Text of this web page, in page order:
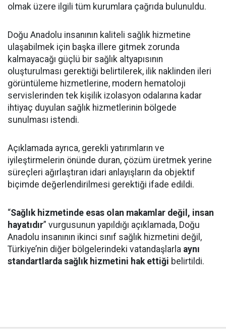
olmak üzere ilgili tüm kurumlara çağrıda bulunuldu.
Doğu Anadolu insanının kaliteli sağlık hizmetine
ulaşabilmek için başka illere gitmek zorunda
kalmayacağı güçlü bir sağlık altyapısının
oluşturulması gerektiği belirtilerek, ilik naklinden ileri
görüntüleme hizmetlerine, modern hematoloji
servislerinden tek kişilik izolasyon odalarına kadar
ihtiyaç duyulan sağlık hizmetlerinin bölgede
sunulması istendi.
Açıklamada ayrıca, gerekli yatırımların ve
iyileştirmelerin önünde duran, çözüm üretmek yerine
süreçleri ağırlaştıran idari anlayışların da objektif
biçimde değerlendirilmesi gerektiği ifade edildi.
“Sağlık hizmetinde esas olan makamlar değil, insan
hayatıdır” vurgusunun yapıldığı açıklamada, Doğu
Anadolu insanının ikinci sınıf sağlık hizmetini değil,
Türkiye’nin diğer bölgelerindeki vatandaşlarla aynı
standartlarda sağlık hizmetini hak ettiği belirtildi.